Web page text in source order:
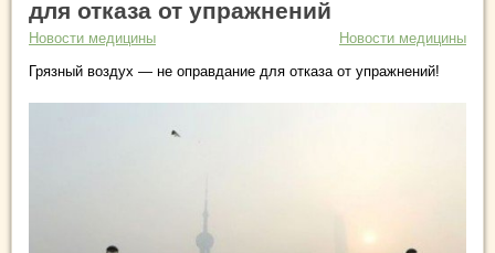
для отказа от упражнений
Новости медицины
Новости медицины
Грязный воздух — не оправдание для отказа от упражнений!